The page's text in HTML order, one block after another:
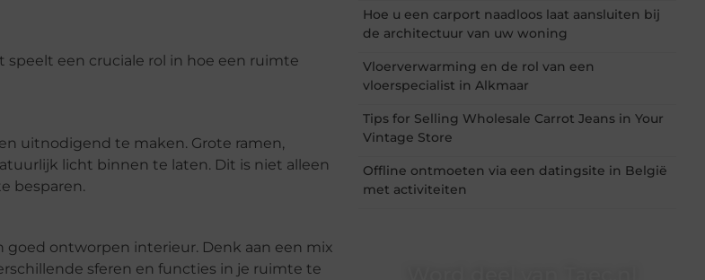
een cruciale rol in hoe een ruimte
uitnodigend te maken. Grote ramen,
licht binnen te laten. Dit is niet alleen
besparen.
ontworpen interieur. Denk aan een mix
sferen en functies in je ruimte te
Hoe u een carport naadloos laat aansluiten bij
de architectuur van uw woning
Vloerverwarming en de rol van een
vloerspecialist in Alkmaar
Tips for Selling Wholesale Carrot Jeans in Your
Vintage Store
Offline ontmoeten via een datingsite in België
met activiteiten